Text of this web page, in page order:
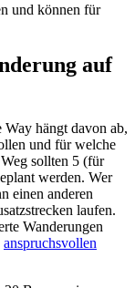
und können für
auf
hängt davon ab,
und für welche
sollten 5 (für
werden. Wer
einen anderen
laufen.
Wanderungen
anspruchsvollen